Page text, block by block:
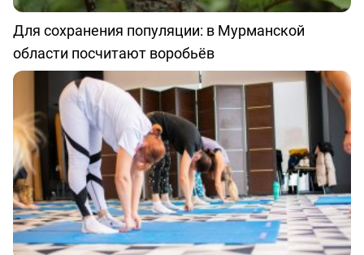
Для сохранения популяции: в Мурманской
области посчитают воробьёв